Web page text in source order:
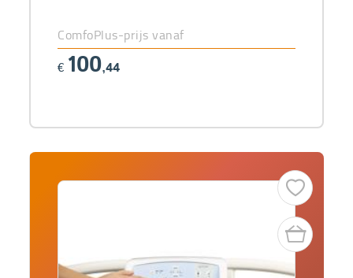
ComfoPlus-prijs vanaf
€ 100,44